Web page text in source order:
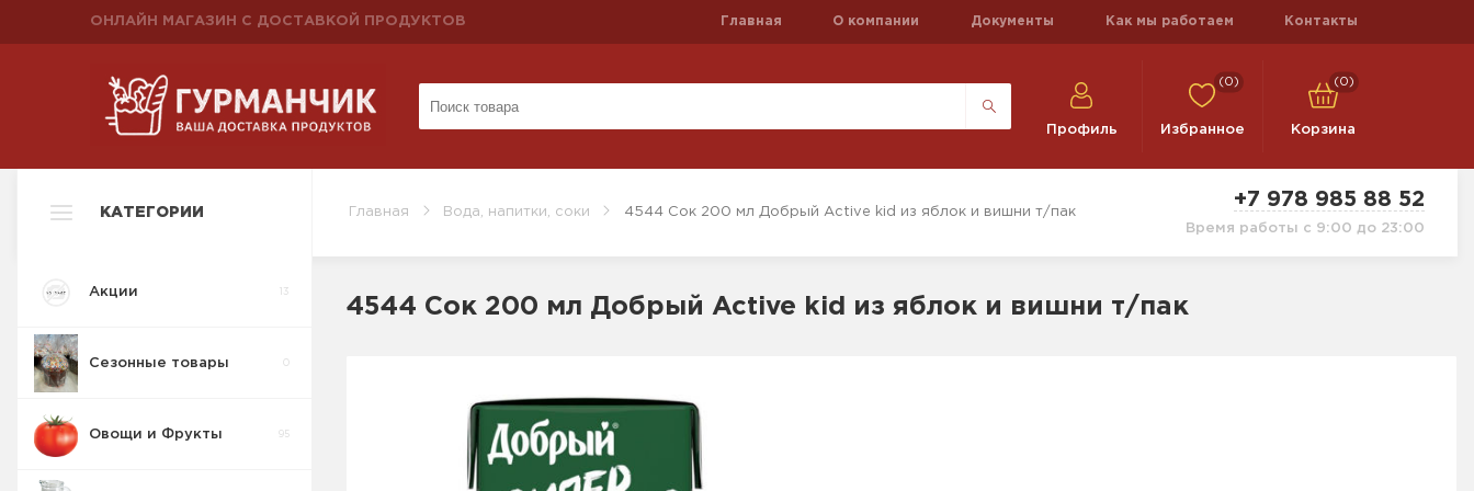
ОНЛАЙН МАГАЗИН С ДОСТАВКОЙ ПРОДУКТОВ Главная О компании Документы Как мы работаем Контакты
Профиль
(0)
Избранное
(0)
Корзина
Главная Вода, напитки, соки 4544 Сок 200 мл Добрый Active kid из яблок и вишни т/пак
+7 978 985 88 52
Время работы с 9:00 до 23:00
КАТЕГОРИИ
Акции 13
Сезонные товары
Овощи и Фрукты 95
4544 Сок 200 мл Добрый Active kid из яблок и вишни т/пак